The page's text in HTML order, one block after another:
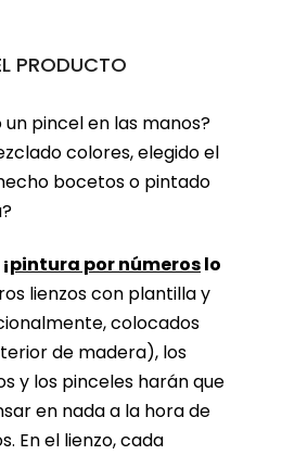
PRODUCTO
pincel en las manos?
colores, elegido el
bocetos o pintado
pintura por númeroslo
lienzos con plantilla y
colocados
de madera), los
y los pinceles harán que
en nada a la hora de
En el lienzo, cada